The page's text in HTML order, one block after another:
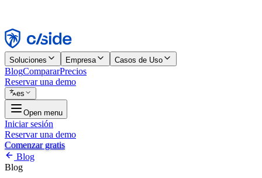
Rechazar
Soluciones Empresa Casos de Uso
BlogCompararPrecios
Reservar una demo
es
Open menu
Iniciar sesión
Reservar una demo
Comenzar gratis
Blog
Blog